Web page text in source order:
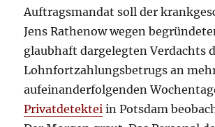
Auftragsmandat soll der
Jens Rathenow wegen
glaubhaft dargelegten Verdachts
Lohnfortzahlungsbetrugs an
aufeinanderfolgenden
Privatdetektei in Potsdam